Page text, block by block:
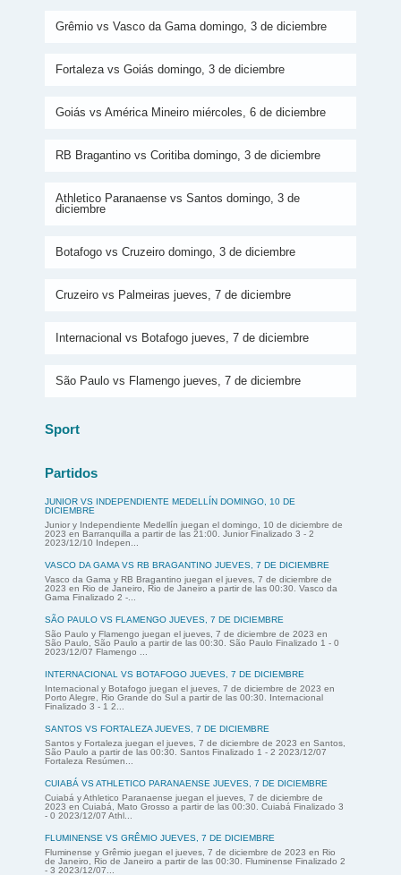
Grêmio vs Vasco da Gama domingo, 3 de diciembre
Fortaleza vs Goiás domingo, 3 de diciembre
Goiás vs América Mineiro miércoles, 6 de diciembre
RB Bragantino vs Coritiba domingo, 3 de diciembre
Athletico Paranaense vs Santos domingo, 3 de
diciembre
Botafogo vs Cruzeiro domingo, 3 de diciembre
Cruzeiro vs Palmeiras jueves, 7 de diciembre
Internacional vs Botafogo jueves, 7 de diciembre
São Paulo vs Flamengo jueves, 7 de diciembre
Sport
Partidos
JUNIOR VS INDEPENDIENTE MEDELLÍN DOMINGO, 10 DE
DICIEMBRE
Junior y Independiente Medellín juegan el domingo, 10 de diciembre de
2023 en Barranquilla a partir de las 21:00. Junior Finalizado 3 - 2
2023/12/10 Indepen...
VASCO DA GAMA VS RB BRAGANTINO JUEVES, 7 DE DICIEMBRE
Vasco da Gama y RB Bragantino juegan el jueves, 7 de diciembre de
2023 en Rio de Janeiro, Rio de Janeiro a partir de las 00:30. Vasco da
Gama Finalizado 2 -...
SÃO PAULO VS FLAMENGO JUEVES, 7 DE DICIEMBRE
São Paulo y Flamengo juegan el jueves, 7 de diciembre de 2023 en
São Paulo, São Paulo a partir de las 00:30. São Paulo Finalizado 1 - 0
2023/12/07 Flamengo ...
INTERNACIONAL VS BOTAFOGO JUEVES, 7 DE DICIEMBRE
Internacional y Botafogo juegan el jueves, 7 de diciembre de 2023 en
Porto Alegre, Rio Grande do Sul a partir de las 00:30. Internacional
Finalizado 3 - 1 2...
SANTOS VS FORTALEZA JUEVES, 7 DE DICIEMBRE
Santos y Fortaleza juegan el jueves, 7 de diciembre de 2023 en Santos,
São Paulo a partir de las 00:30. Santos Finalizado 1 - 2 2023/12/07
Fortaleza Resúmen...
CUIABÁ VS ATHLETICO PARANAENSE JUEVES, 7 DE DICIEMBRE
Cuiabá y Athletico Paranaense juegan el jueves, 7 de diciembre de
2023 en Cuiabá, Mato Grosso a partir de las 00:30. Cuiabá Finalizado 3
- 0 2023/12/07 Athl...
FLUMINENSE VS GRÊMIO JUEVES, 7 DE DICIEMBRE
Fluminense y Grêmio juegan el jueves, 7 de diciembre de 2023 en Rio
de Janeiro, Rio de Janeiro a partir de las 00:30. Fluminense Finalizado 2
- 3 2023/12/07...